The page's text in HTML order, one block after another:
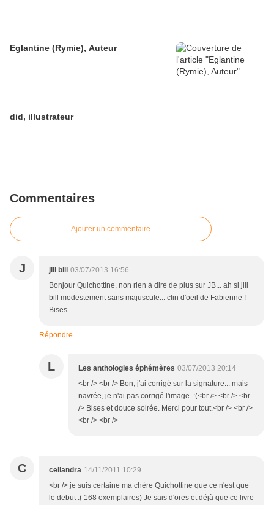
Eglantine (Rymie), Auteur
did, illustrateur
Commentaires
Ajouter un commentaire
J jill bill
03/07/2013 16:56
Bonjour Quichottine, non rien à dire de plus sur JB... ah si jill
bill modestement sans majuscule... clin d'oeil de Fabienne !
Bises
Répondre
L Les anthologies éphémères 03/07/2013 20:14
<br /> <br /> Bon, j'ai corrigé sur la signature... mais
navrée, je n'ai pas corrigé l'image. :(<br /> <br /> <br
/> Bises et douce soirée. Merci pour tout.<br /> <br />
<br /> <br />
C celiandra 14/11/2011 10:29
<br /> je suis certaine ma chère Quichottine que ce n'est que
le debut .( 168 exemplaires) Je sais d'ores et déjà que ce livre